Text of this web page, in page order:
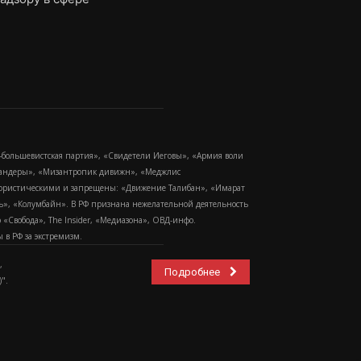
партия», «Свидетели Иеговы», «Армия воли
«Мизантропик дивижн», «Меджлис
и запрещены: «Движение Талибан», «Имарат
«Колумбайн». В РФ признана нежелательной деятельность
The Insider, «Медиазона», ОВД-инфо.
РФ за экстремизм.
Подробнее